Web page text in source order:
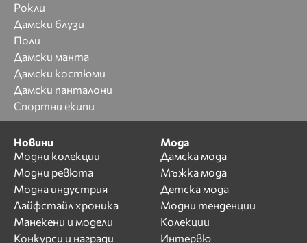
Рокли
Дамски блузи
Поли
Дамски манта
Дамски костюми
Дамски панталони
Спортни екипи
Новини
Модни колекции
Модни ревюта
Модна индустрия
Лайфстайл хроника
Манекени и модели
Конкурси и награди
Мода
Дамска мода
Мъжка мода
Детска мода
Модни тенденции
Колекции
Интервю